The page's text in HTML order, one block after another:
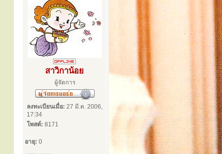
สาวิกาน้อย
ผู้จัดการ
ลงทะเบียนเมื่อ: 27 มี.ค. 2006,
17:34
โพสต์: 8171
อายุ: 0